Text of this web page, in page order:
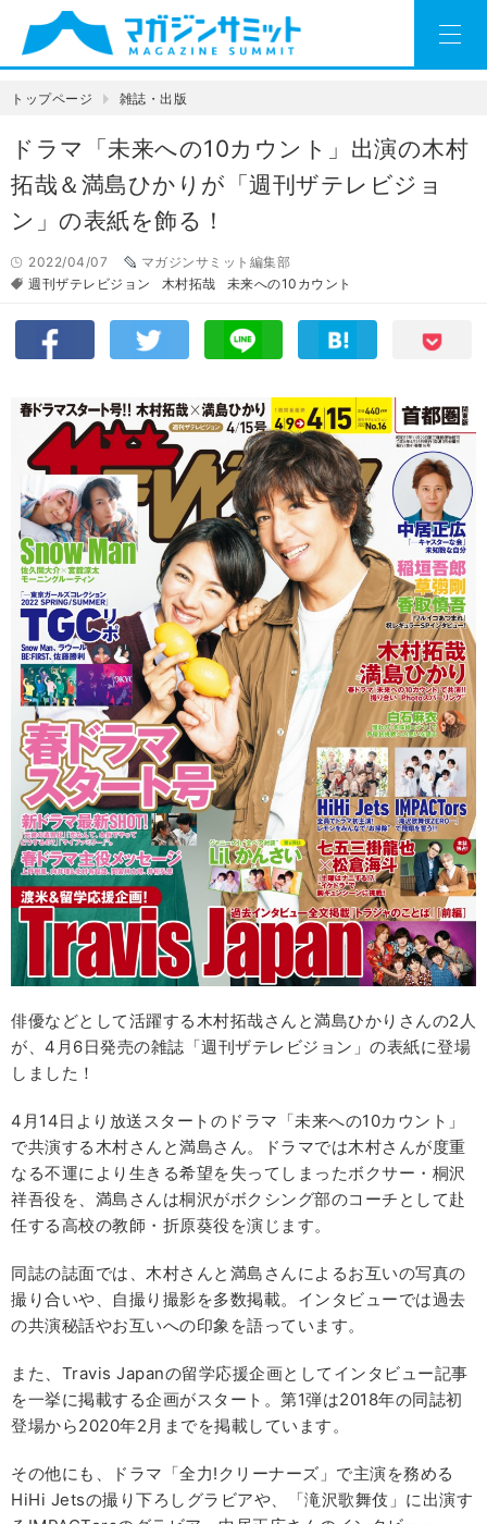
トップページ 雑誌・出版
ドラマ「未来への10カウント」出演の木村
拓哉＆満島ひかりが「週刊ザテレビジョ
ン」の表紙を飾る！
2022/04/07
マガジンサミット編集部
週刊ザテレビジョン
木村拓哉 未来への10カウント
俳優などとして活躍する木村拓哉さんと満島ひかりさんの2人
が、4月6日発売の雑誌「週刊ザテレビジョン」の表紙に登場
しました！
4月14日より放送スタートのドラマ「未来への10カウント」
で共演する木村さんと満島さん。ドラマでは木村さんが度重
なる不運により生きる希望を失ってしまったボクサー・桐沢
祥吾役を、満島さんは桐沢がボクシング部のコーチとして赴
任する高校の教師・折原葵役を演じます。
同誌の誌面では、木村さんと満島さんによるお互いの写真の
撮り合いや、自撮り撮影を多数掲載。インタビューでは過去
の共演秘話やお互いへの印象を語っています。
また、Travis Japanの留学応援企画としてインタビュー記事
を一挙に掲載する企画がスタート。第1弾は2018年の同誌初
登場から2020年2月までを掲載しています。
その他にも、ドラマ「全力!クリーナーズ」で主演を務める
HiHi Jetsの撮り下ろしグラビアや、「滝沢歌舞伎」に出演す